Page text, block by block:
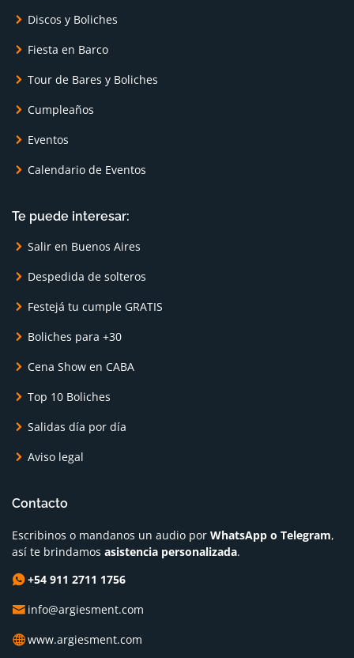
Discos y Boliches
Fiesta en Barco
Tour de Bares y Boliches
Cumpleaños
Eventos
Calendario de Eventos
Te puede interesar:
Salir en Buenos Aires
Despedida de solteros
Festejá tu cumple GRATIS
Boliches para +30
Cena Show en CABA
Top 10 Boliches
Salidas día por día
Aviso legal
Contacto
Escribinos o mandanos un audio por WhatsApp o Telegram,
así te brindamos asistencia personalizada.
+54 911 2711 1756
info@argiesment.com
www.argiesment.com